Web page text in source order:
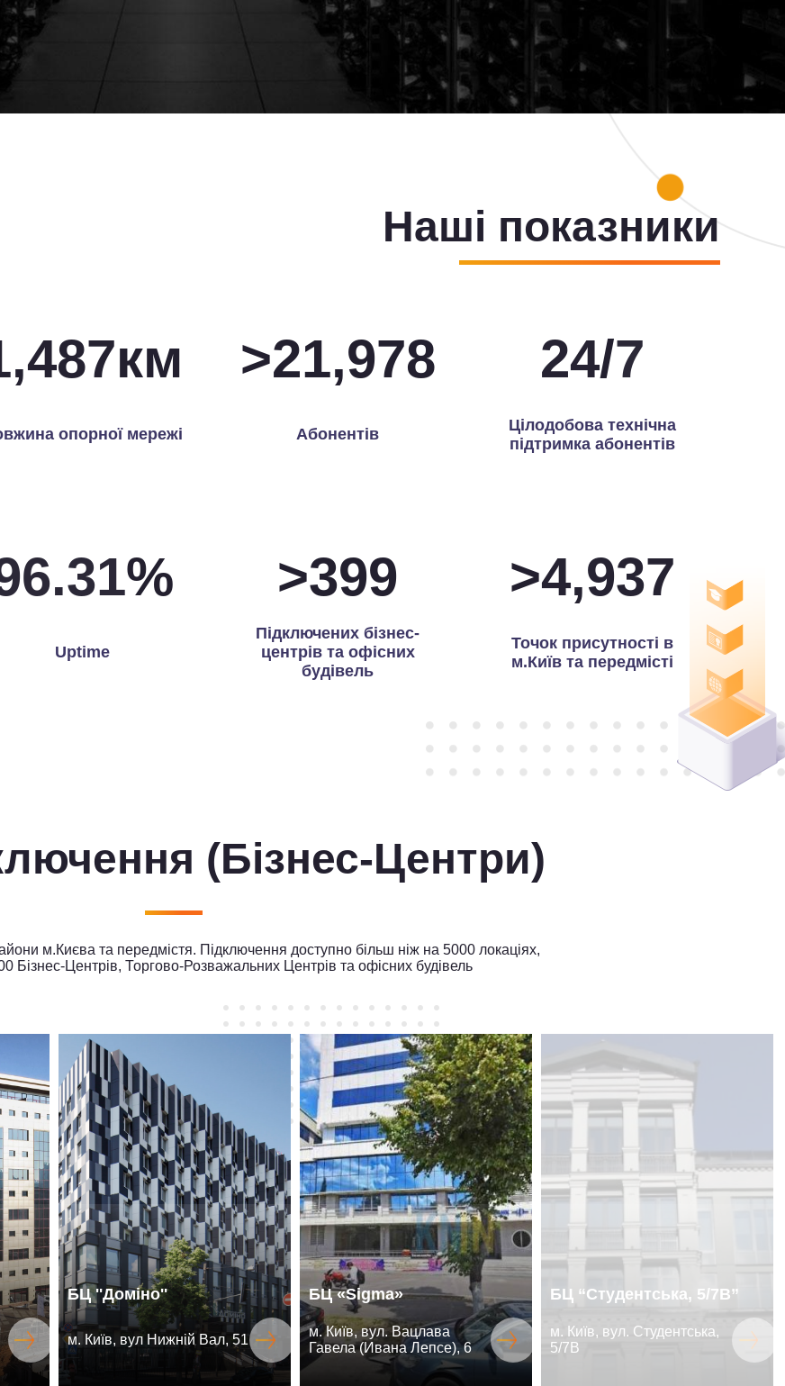
Наші показники
км
опорної мережі
>22,000
Абонентів
24/7
Цілодобова технічна
підтримка абонентів
%
Uptime
>400
Підключених бізнес-
центрів та офісних
будівель
>5,000
Точок присутності в
м.Київ та передмісті
(Бізнес-Центри)
м.Києва та передмістя. Підключення доступно більш ніж на 5000 локаціях,
Бізнес-Центрів, Торгово-Розважальних Центрів та офісних будівель
БЦ ''Доміно''
м. Київ, вул Нижній Вал, 51
БЦ «Sigma»
м. Київ, вул. Вацлава
Гавела (Ивана Лепсе), 6
БЦ “Студентська, 5/7В”
м. Київ, вул. Студентська,
5/7В